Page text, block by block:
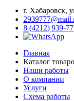
г. Хабаровск,
8 (4212) 939-
Главная
Каталог
Наши работы
О компании
Услуги
Схема работы